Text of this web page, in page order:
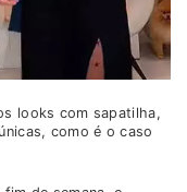
looks com sapatilha,
como é o caso